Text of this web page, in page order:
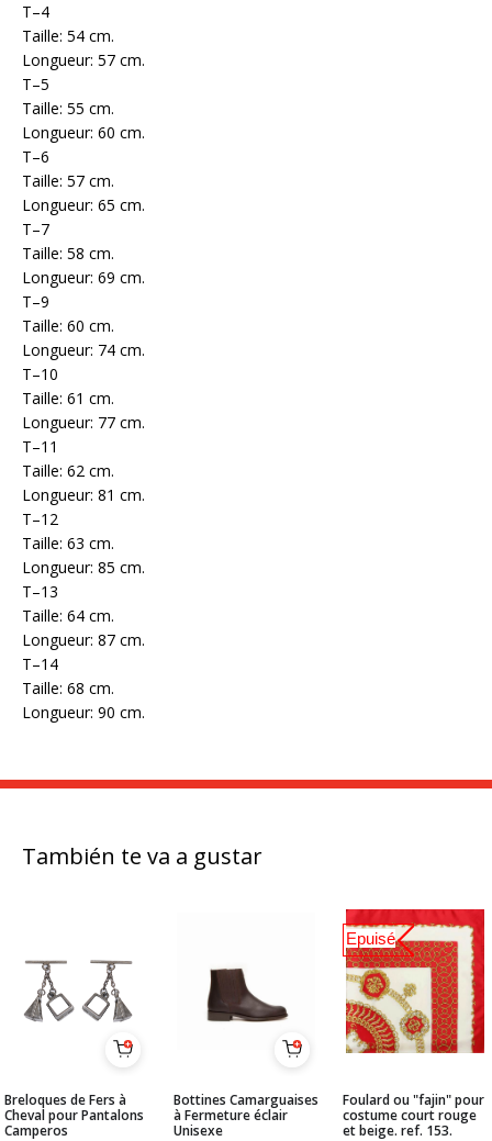
T–4
Taille: 54 cm.
Longueur: 57 cm.
T–5
Taille: 55 cm.
Longueur: 60 cm.
T–6
Taille: 57 cm.
Longueur: 65 cm.
T–7
Taille: 58 cm.
Longueur: 69 cm.
T–9
Taille: 60 cm.
Longueur: 74 cm.
T–10
Taille: 61 cm.
Longueur: 77 cm.
T–11
Taille: 62 cm.
Longueur: 81 cm.
T–12
Taille: 63 cm.
Longueur: 85 cm.
T–13
Taille: 64 cm.
Longueur: 87 cm.
T–14
Taille: 68 cm.
Longueur: 90 cm.
También te va a gustar
Breloques de Fers à
Cheval pour Pantalons
Camperos
Bottines Camarguaises
à Fermeture éclair
Unisexe
Foulard ou "fajin" pour
costume court rouge
et beige. ref. 153.
Epuisé